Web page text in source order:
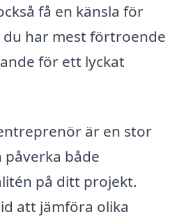
få en känsla för
har mest förtroende
för ett lyckat
är en stor
påverka både
på ditt projekt.
att jämföra olika